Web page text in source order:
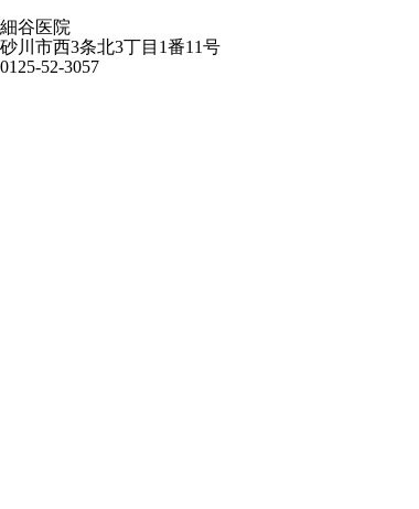
細谷医院
砂川市西3条北3丁目1番11号
0125-52-3057